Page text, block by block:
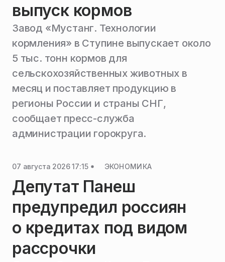
выпуск кормов
Завод «Мустанг. Технологии
кормления» в Ступине выпускает около
5 тыс. тонн кормов для
сельскохозяйственных животных в
месяц и поставляет продукцию в
регионы России и страны СНГ,
сообщает пресс-служба
администрации горокруга.
07 августа 2026 17:15 ЭКОНОМИКА
Депутат Панеш
предупредил россиян
о кредитах под видом
рассрочки